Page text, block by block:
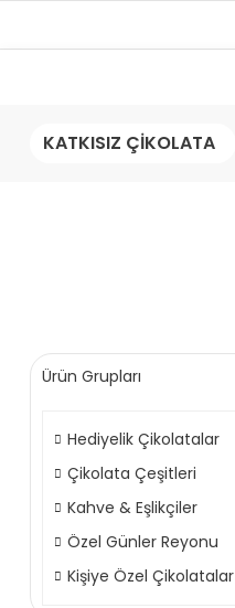
KATKISIZ ÇİKOLATA
Ürün Grupları
Hediyelik Çikolatalar
Çikolata Çeşitleri
Kahve & Eşlikçiler
Özel Günler Reyonu
Kişiye Özel Çikolatalar